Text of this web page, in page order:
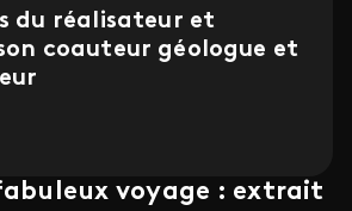
du réalisateur et
coauteur géologue et
voyage : extrait